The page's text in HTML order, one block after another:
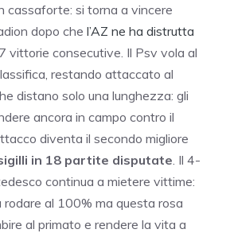
cassaforte: si torna a vincere
dopo che l’AZ ne ha distrutta
vittorie consecutive. Il Psv vola al
restando attaccato al
distano solo una lunghezza: gli
ancora in campo contro il
diventa il secondo migliore
in 18 partite disputate. Il 4-
continua a mietere vittime:
rodare al 100% ma questa rosa
al primato e rendere la vita a